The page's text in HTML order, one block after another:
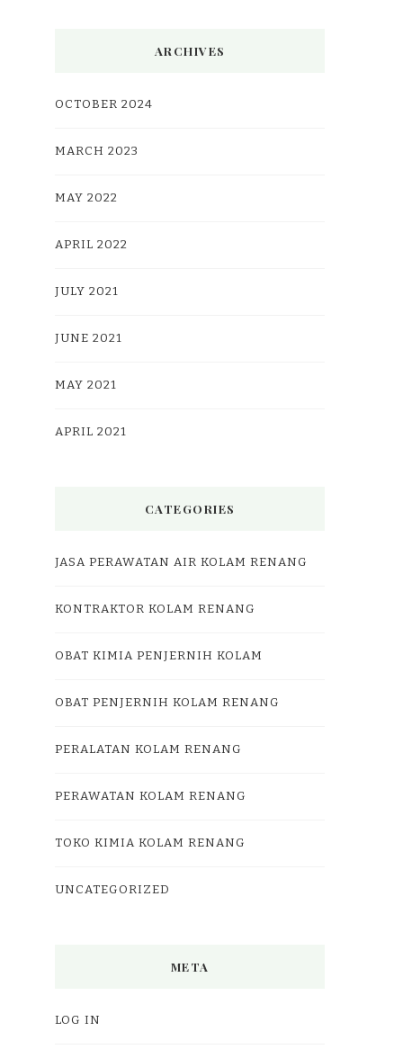
ARCHIVES
OCTOBER 2024
MARCH 2023
MAY 2022
APRIL 2022
JULY 2021
JUNE 2021
MAY 2021
APRIL 2021
CATEGORIES
JASA PERAWATAN AIR KOLAM RENANG
KONTRAKTOR KOLAM RENANG
OBAT KIMIA PENJERNIH KOLAM
OBAT PENJERNIH KOLAM RENANG
PERALATAN KOLAM RENANG
PERAWATAN KOLAM RENANG
TOKO KIMIA KOLAM RENANG
UNCATEGORIZED
META
LOG IN